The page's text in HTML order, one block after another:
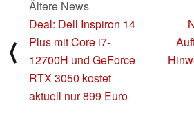
⟨
Ältere News
Deal: Dell Inspiron 14
Plus mit Core i7-
12700H und GeForce
RTX 3050 kostet
aktuell nur 899 Euro